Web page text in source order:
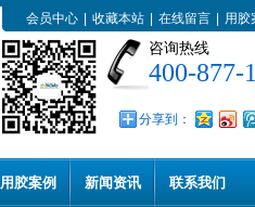
会员中心 收藏本站 在线留言 用胶
咨询热线
400-877-
分享到：
用胶案例 新闻资讯 联系我们